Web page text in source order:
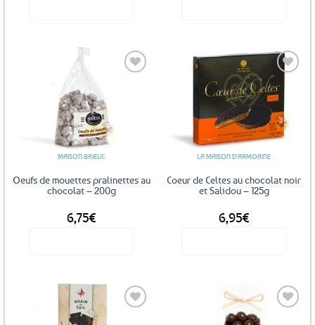
MAISON BRIEUC
Oeufs de mouettes pralinettes au
chocolat – 200g
6,75€
Ajouter
aux
favoris
LA MAISON D'ARMORINE
Coeur de Celtes au chocolat noir
et Salidou – 125g
6,95€